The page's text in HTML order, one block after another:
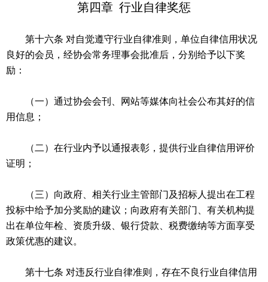
第四章 行业自律奖惩
第十六条 对自觉遵守行业自律准则，单位自律信用状况
良好的会员，经协会常务理事会批准后，分别给予以下奖
励：
（一）通过协会会刊、网站等媒体向社会公布其好的信
用信息；
（二）在行业内予以通报表彰，提供行业自律信用评价
证明；
（三）向政府、相关行业主管部门及招标人提出在工程
投标中给予加分奖励的建议；向政府有关部门、有关机构提
出在单位年检、资质升级、银行贷款、税费缴纳等方面享受
政策优惠的建议。
第十七条 对违反行业自律准则，存在不良行业自律信用